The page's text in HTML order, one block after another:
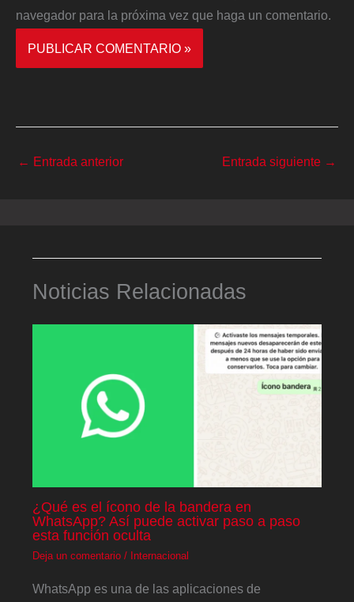
navegador para la próxima vez que haga un comentario.
← Entrada anterior Entrada siguiente →
Noticias Relacionadas
¿Qué es el ícono de la bandera en
WhatsApp? Así puede activar paso a paso
esta función oculta
Deja un comentario / Internacional
WhatsApp es una de las aplicaciones de